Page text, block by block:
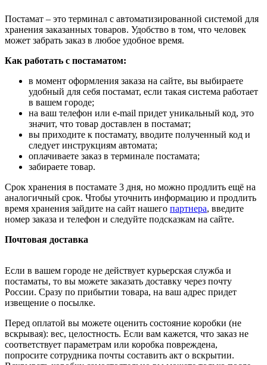
Постамат – это терминал с автоматизированной системой для
хранения заказанных товаров. Удобство в том, что человек
может забрать заказ в любое удобное время.
Как работать с постаматом:
в момент оформления заказа на сайте, вы выбираете
удобный для себя постамат, если такая система работает
в вашем городе;
на ваш телефон или e-mail придет уникальный код, это
значит, что товар доставлен в постамат;
вы приходите к постамату, вводите полученный код и
следует инструкциям автомата;
оплачиваете заказ в терминале постамата;
забираете товар.
Срок хранения в постамате 3 дня, но можно продлить ещё на
аналогичный срок. Чтобы уточнить информацию и продлить
время хранения зайдите на сайт нашего партнера, введите
номер заказа и телефон и следуйте подсказкам на сайте.
Почтовая доставка
Если в вашем городе не действует курьерская служба и
постаматы, то вы можете заказать доставку через почту
России. Сразу по прибытии товара, на ваш адрес придет
извещение о посылке.
Перед оплатой вы можете оценить состояние коробки (не
вскрывая): вес, целостность. Если вам кажется, что заказ не
соответствует параметрам или коробка повреждена,
попросите сотрудника почты составить акт о вскрытии.